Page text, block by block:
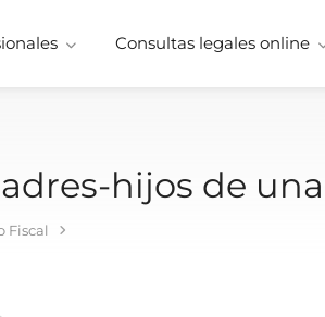
Consultas legales online
hijos de
Fiscal